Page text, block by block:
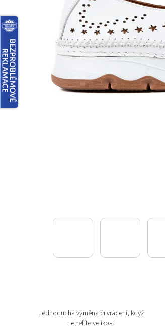
Jednoduchá výměna či vrácení, když
netrefíte velikost.